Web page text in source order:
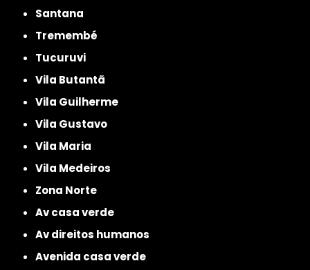
Santana
Tremembé
Tucuruvi
Vila Butantã
Vila Guilherme
Vila Gustavo
Vila Maria
Vila Medeiros
Zona Norte
av casa verde
av direitos humanos
avenida casa verde